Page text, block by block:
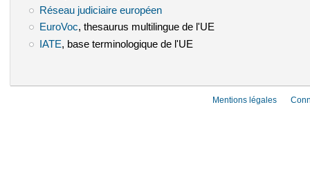
Réseau judiciaire européen(le lien est externe)
EuroVoc(le lien est externe)
, thesaurus multilingue de l'UE
IATE (le lien est externe)
, base terminologique de l'UE
Mentions légales